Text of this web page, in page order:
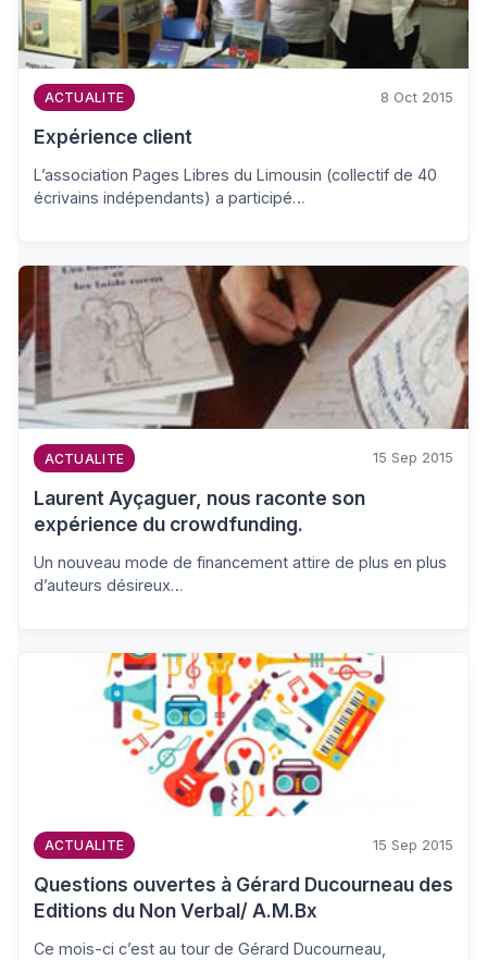
ACTUALITE 8 Oct 2015
Expérience client
L’association Pages Libres du Limousin (collectif de 40
écrivains indépendants) a participé…
ACTUALITE 15 Sep 2015
Laurent Ayçaguer, nous raconte son
expérience du crowdfunding.
Un nouveau mode de financement attire de plus en plus
d’auteurs désireux…
ACTUALITE 15 Sep 2015
Questions ouvertes à Gérard Ducourneau des
Editions du Non Verbal/ A.M.Bx
Ce mois-ci c’est au tour de Gérard Ducourneau,